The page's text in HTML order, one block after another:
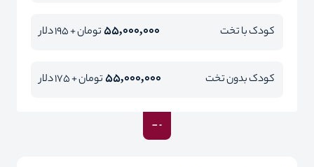
کودک با تخت 55,000,000تومان + 195 دلار
کودک بدون تخت 55,000,000تومان + 175 دلار